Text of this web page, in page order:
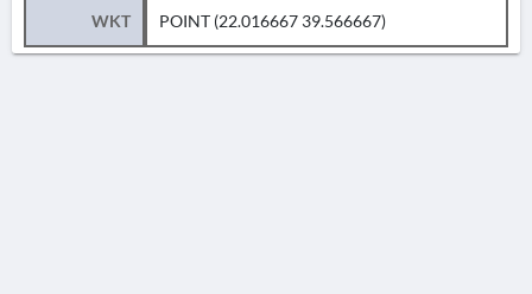
WKT POINT (22.016667 39.566667)